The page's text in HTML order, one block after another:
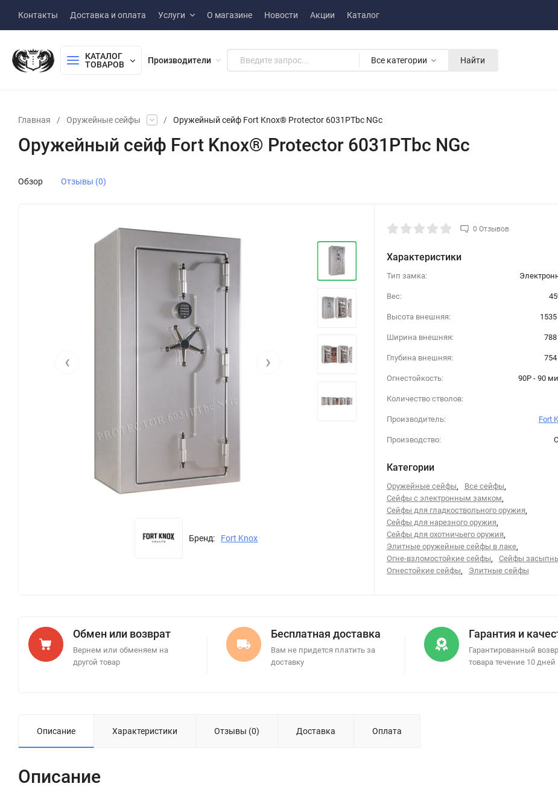
Контакты Доставка и оплата Услуги О магазине Новости Акции Каталог
КАТАЛОГ
ТОВАРОВ
Производители Все категории Найти
Главная / Оружейные сейфы / Оружейный сейф Fort Knox® Protector 6031PTbc NGc
Оружейный сейф Fort Knox® Protector 6031PTbc NGc
Обзор Отзывы (0)
‹ ›
Бренд: Fort Knox
0 Отзывов
Характеристики
Тип замка:
Вес:
Высота внешняя:
Ширина внешняя:
Глубина внешняя:
Огнестойкость: 90P - 90
Количество стволов:
Производитель: Fort
Производство:
Категории
Оружейные сейфы, Все сейфы,
Сейфы с электронным замком,
Сейфы для гладкоствольного оружия,
Сейфы для нарезного оружия,
Сейфы для охотничьего оружия,
Элитные оружейные сейфы в лаке,
Огне-взломостойкие сейфы, Сейфы
Огнестойкие сейфы, Элитные сейфы
Обмен или возврат
Вернем или обменяем на
другой товар
Бесплатная доставка
Вам не придется платить за
доставку
Гарантия и
Гарантированный
товара течение 10 дней
Описание Характеристики Отзывы (0) Доставка Оплата
Описание